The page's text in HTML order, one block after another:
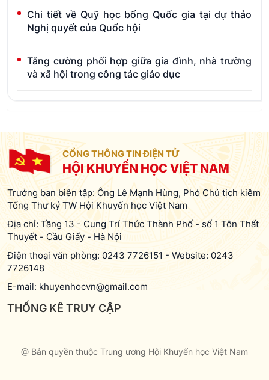
Chi tiết về Quỹ học bổng Quốc gia tại dự thảo
Nghị quyết của Quốc hội
Tăng cường phối hợp giữa gia đình, nhà trường
và xã hội trong công tác giáo dục
CỔNG THÔNG TIN ĐIỆN TỬ
HỘI KHUYẾN HỌC VIỆT NAM
Trưởng ban biên tập: Ông Lê Mạnh Hùng, Phó Chủ tịch kiêm
Tổng Thư ký TW Hội Khuyến học Việt Nam
Địa chỉ: Tầng 13 - Cung Trí Thức Thành Phố - số 1 Tôn Thất
Thuyết - Cầu Giấy - Hà Nội
Điện thoại văn phòng: 0243 7726151 - Website: 0243
7726148
E-mail: khuyenhocvn@gmail.com
THỐNG KÊ TRUY CẬP
@ Bản quyền thuộc Trung ương Hội Khuyến học Việt Nam